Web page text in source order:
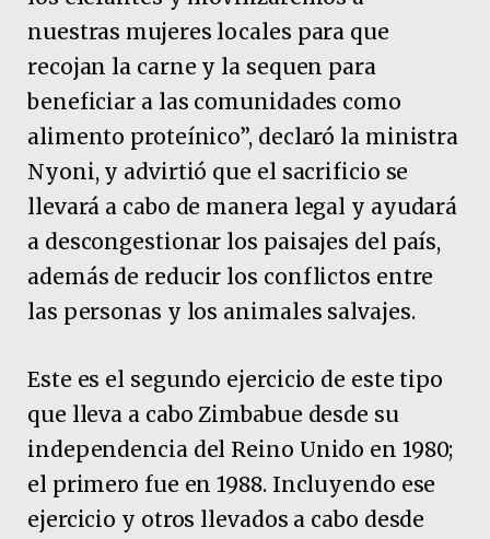
nuestras mujeres locales para que
recojan la carne y la sequen para
beneficiar a las comunidades como
alimento proteínico”, declaró la ministra
Nyoni, y advirtió que el sacrificio se
llevará a cabo de manera legal y ayudará
a descongestionar los paisajes del país,
además de reducir los conflictos entre
las personas y los animales salvajes.
Este es el segundo ejercicio de este tipo
que lleva a cabo Zimbabue desde su
independencia del Reino Unido en 1980;
el primero fue en 1988. Incluyendo ese
ejercicio y otros llevados a cabo desde